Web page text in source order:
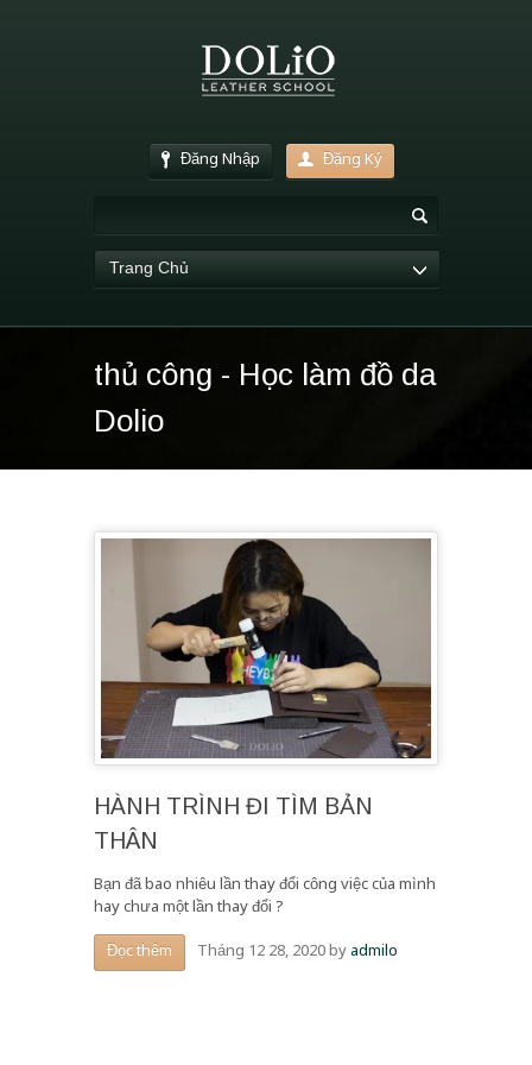
Đăng Nhập Đăng Ký
Trang Chủ
thủ công - Học làm đồ da
Dolio
HÀNH TRÌNH ĐI TÌM BẢN
THÂN
Bạn đã bao nhiêu lần thay đổi công việc của mình
hay chưa một lần thay đổi ?
Đọc thêm Tháng 12 28, 2020byadmilo